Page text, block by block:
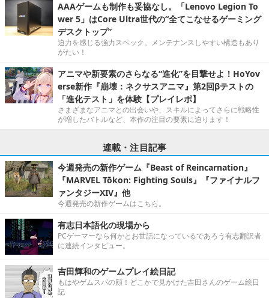
AAAゲームも制作も妥協なし。「Lenovo Legion To
wer 5」はCore Ultra世代の“全てこなせるゲーミング
デスクトップ”
迫力を感じる強力スペック。メンテナンスしやすい構造もあり
がたい！
アニマや新要素のさらなる“進化”を目撃せよ！HoYov
erse新作『崩壊：ネクサスアニマ』第2回βテストの
「進化テスト」を体験【プレイレポ】
さまざまなアニマとの出会いや、スキルによってさらに戦略性
が増したバトルなど、本作の注目の要素に迫ります！
連載・注目記事
今週発売の新作ゲーム『Beast of Reincarnation』
『MARVEL Tōkon: Fighting Souls』『ファイナルフ
ァンタジーXIV』他
今週発売の新作ゲームはこちら。
有志日本語化の現場から
PCゲーマーなら何かとお世話になっているであろう有志翻訳者
に連続インタビュー。
吉田輝和のゲームプレイ絵日記
もはやゲムスパの顔！どこかで見かけた吉田さんのゲーム絵日
記